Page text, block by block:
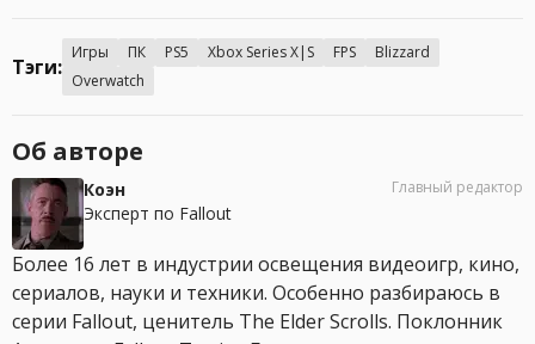
Тэги:
Игры ПК PS5 Xbox Series X|S FPS
Blizzard
Overwatch
Об авторе
Коэн
Эксперт по Fallout
Главный редактор
Более 16 лет в индустрии освещения видеоигр, кино,
сериалов, науки и техники. Особенно разбираюсь в
серии Fallout, ценитель The Elder Scrolls. Поклонник